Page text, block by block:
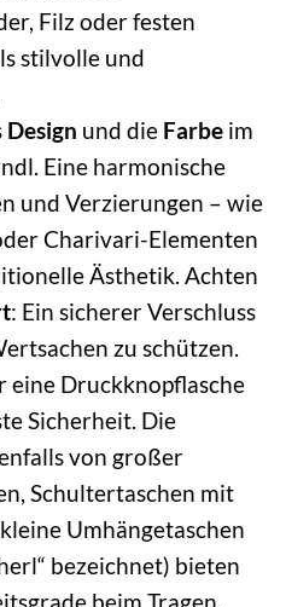
Filz oder festen
stilvolle und
Design und die Farbe im
Eine harmonische
und Verzierungen – wie
Charivari-Elementen
Ästhetik. Achten
: Ein sicherer Verschluss
zu schützen.
eine Druckknopflasche
Sicherheit. Die
von großer
Schultertaschen mit
Umhängetaschen
bezeichnet) bieten
beim Tragen.